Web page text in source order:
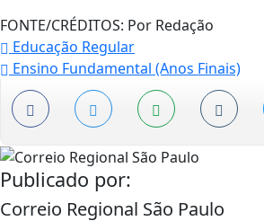
FONTE/CRÉDITOS: Por Redação
Educação Regular
Ensino Fundamental (Anos Finais)
Publicado por:
Correio Regional São Paulo